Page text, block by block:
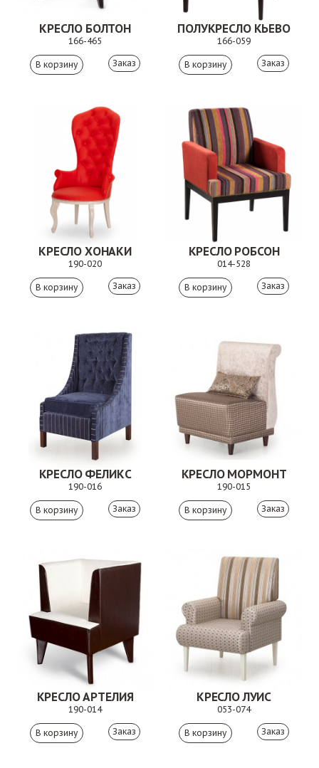
КРЕСЛО БОЛТОН
166-465
Заказ
ПОЛУКРЕСЛО КЬЕВО
166-059
Заказ
КРЕСЛО ХОНАКИ
190-020
Заказ
КРЕСЛО РОБСОН
014-528
Заказ
КРЕСЛО ФЕЛИКС
190-016
Заказ
КРЕСЛО МОРМОНТ
190-015
Заказ
КРЕСЛО АРТЕЛИЯ
190-014
Заказ
КРЕСЛО ЛУИС
053-074
Заказ